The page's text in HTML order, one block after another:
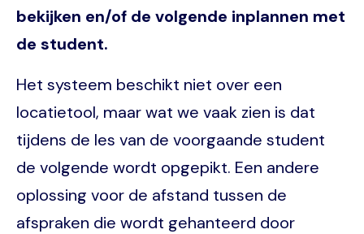
bekijken en/of de volgende inplannen met
de student.
Het systeem beschikt niet over een
locatietool, maar wat we vaak zien is dat
tijdens de les van de voorgaande student
de volgende wordt opgepikt. Een andere
oplossing voor de afstand tussen de
afspraken die wordt gehanteerd door